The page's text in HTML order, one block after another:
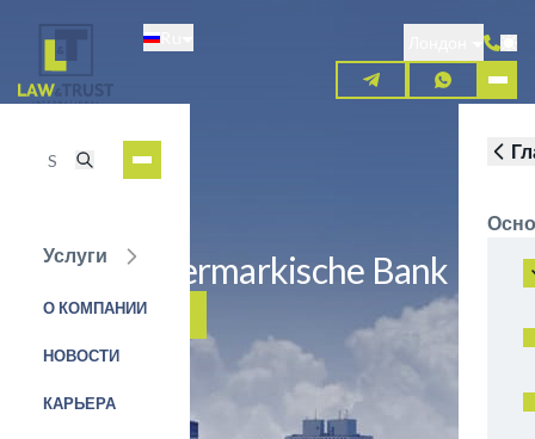
основному
содержанию
Услуги
О КОМПАНИИ
НОВОСТИ
КАРЬЕРА
Erste&Steiermarkische Bank
ЗАЯВКА НА УСЛУГУ